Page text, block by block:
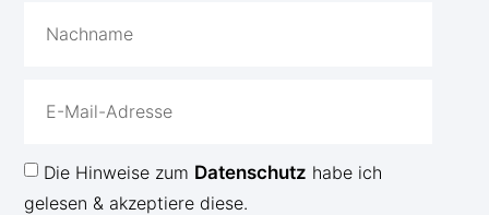
Die Hinweise zum Datenschutz habe ich
gelesen & akzeptiere diese.